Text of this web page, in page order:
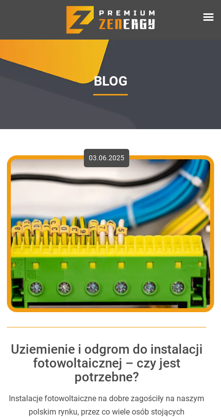
BLOG
03.06.2025
Uziemienie i odgrom do instalacji
fotowoltaicznej – czy jest
potrzebne?
Instalacje fotowoltaiczne na dobre zagościły na naszym
polskim rynku, przez co wiele osób stojących